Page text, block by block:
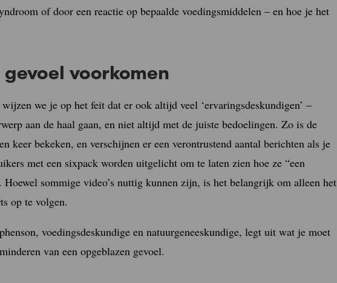
of door een reactie op bepaalde voedingsmiddelen – en hoe je het
voorkomen
we je op het feit dat er ook altijd veel ‘ervaringsdeskundigen’ –
aan de haal gaan, en niet altijd met de juiste bedoelingen. Zo is de
keer bekeken, en verschijnen er een verontrustend aantal berichten als je
met een sixpack worden uitgelicht om te laten zien hoe ze “een
Hoewel sommige video’s nuttig kunnen zijn, is het belangrijk om alleen het
op te volgen.
voedingsdeskundige en natuurgeneeskundige, legt uit wat je moet
van een opgeblazen gevoel.